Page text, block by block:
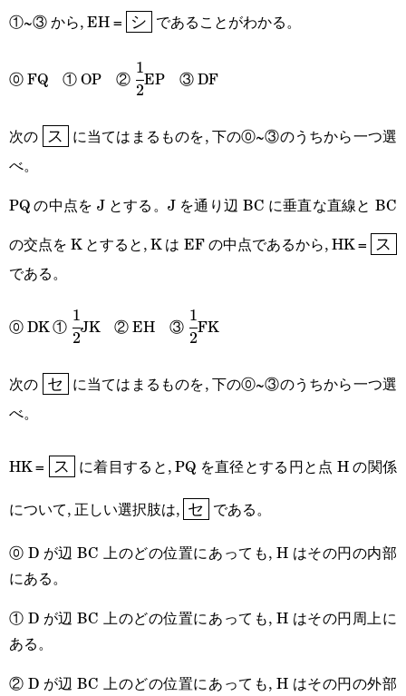
①~③ から, EH = \boxed{\text{シ}}
シ であることがわかる。
⓪ FQ ① OP ② \cfrac{1}
{2}
2
1
EP ③ DF
次の \boxed{\text{ス}}
ス
に当てはまるものを, 下の⓪~③のうちから一つ選
べ。
PQ の中点を J とする。J を通り辺 BC に垂直な直線と BC
の交点を K とすると, K は EF の中点であるから, HK = ス
である。
⓪ DK ① \cfrac{1}
{2}
2
1
JK ② EH ③ \cfrac{1}
{2}
2
1
FK
次の \boxed{\text{セ}}
セ に当てはまるものを, 下の⓪~③のうちから一つ選
べ。
HK = \boxed{\text{ス}}
ス に着目すると, PQ を直径とする円と点 H の関係
について, 正しい選択肢は,\boxed{\text{セ}}
セ である。
⓪ D が辺 BC 上のどの位置にあっても, H はその円の内部
にある。
① D が辺 BC 上のどの位置にあっても, H はその円周上に
ある。
② D が辺 BC 上のどの位置にあっても, H はその円の外部